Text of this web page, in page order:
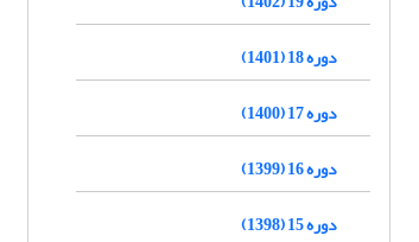
دوره 18 (1401)
دوره 17 (1400)
دوره 16 (1399)
دوره 15 (1398)